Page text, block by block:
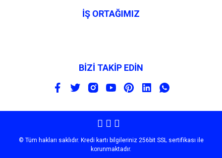
İŞ ORTAĞIMIZ
BİZİ TAKİP EDİN
© Tüm hakları saklıdır. Kredi kartı bilgileriniz 256bit SSL sertifikası ile
korunmaktadır.